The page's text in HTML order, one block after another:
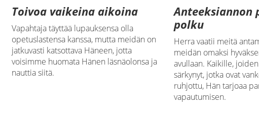
Toivoa vaikeina aikoina
Vapahtaja täyttää lupauksensa olla
opetuslastensa kanssa, mutta meidän on
jatkuvasti katsottava Häneen, jotta
voisimme huomata Hänen läsnäolonsa ja
nauttia siitä.
Anteeksiannon
polku
Herra vaatii meitä
meidän omaksi
avullaan. Kaikille,
särkynyt, jotka ovat
ruhjottu, Hän tarjoaa
vapautumisen.